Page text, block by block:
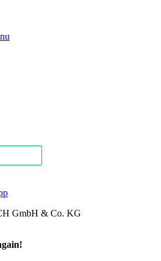
GmbH & Co. KG